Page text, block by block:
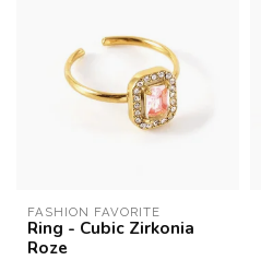
FASHION FAVORITE
Ring - Cubic Zirkonia
Roze